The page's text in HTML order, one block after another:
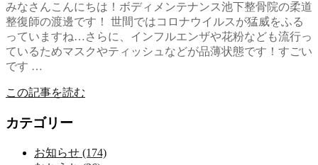
みなさんこんにちは！ボディメンテナンス池下整骨院の柔道
整復師の渡邊です！ 世間ではコロナウイルスが猛威をふる
っていますね…さらに、インフルエンザや花粉なども流行っ
ているためマスクやティッシュなどが品薄状態です！すごい
です …
この記事を読む
カテゴリー
お知らせ (174)